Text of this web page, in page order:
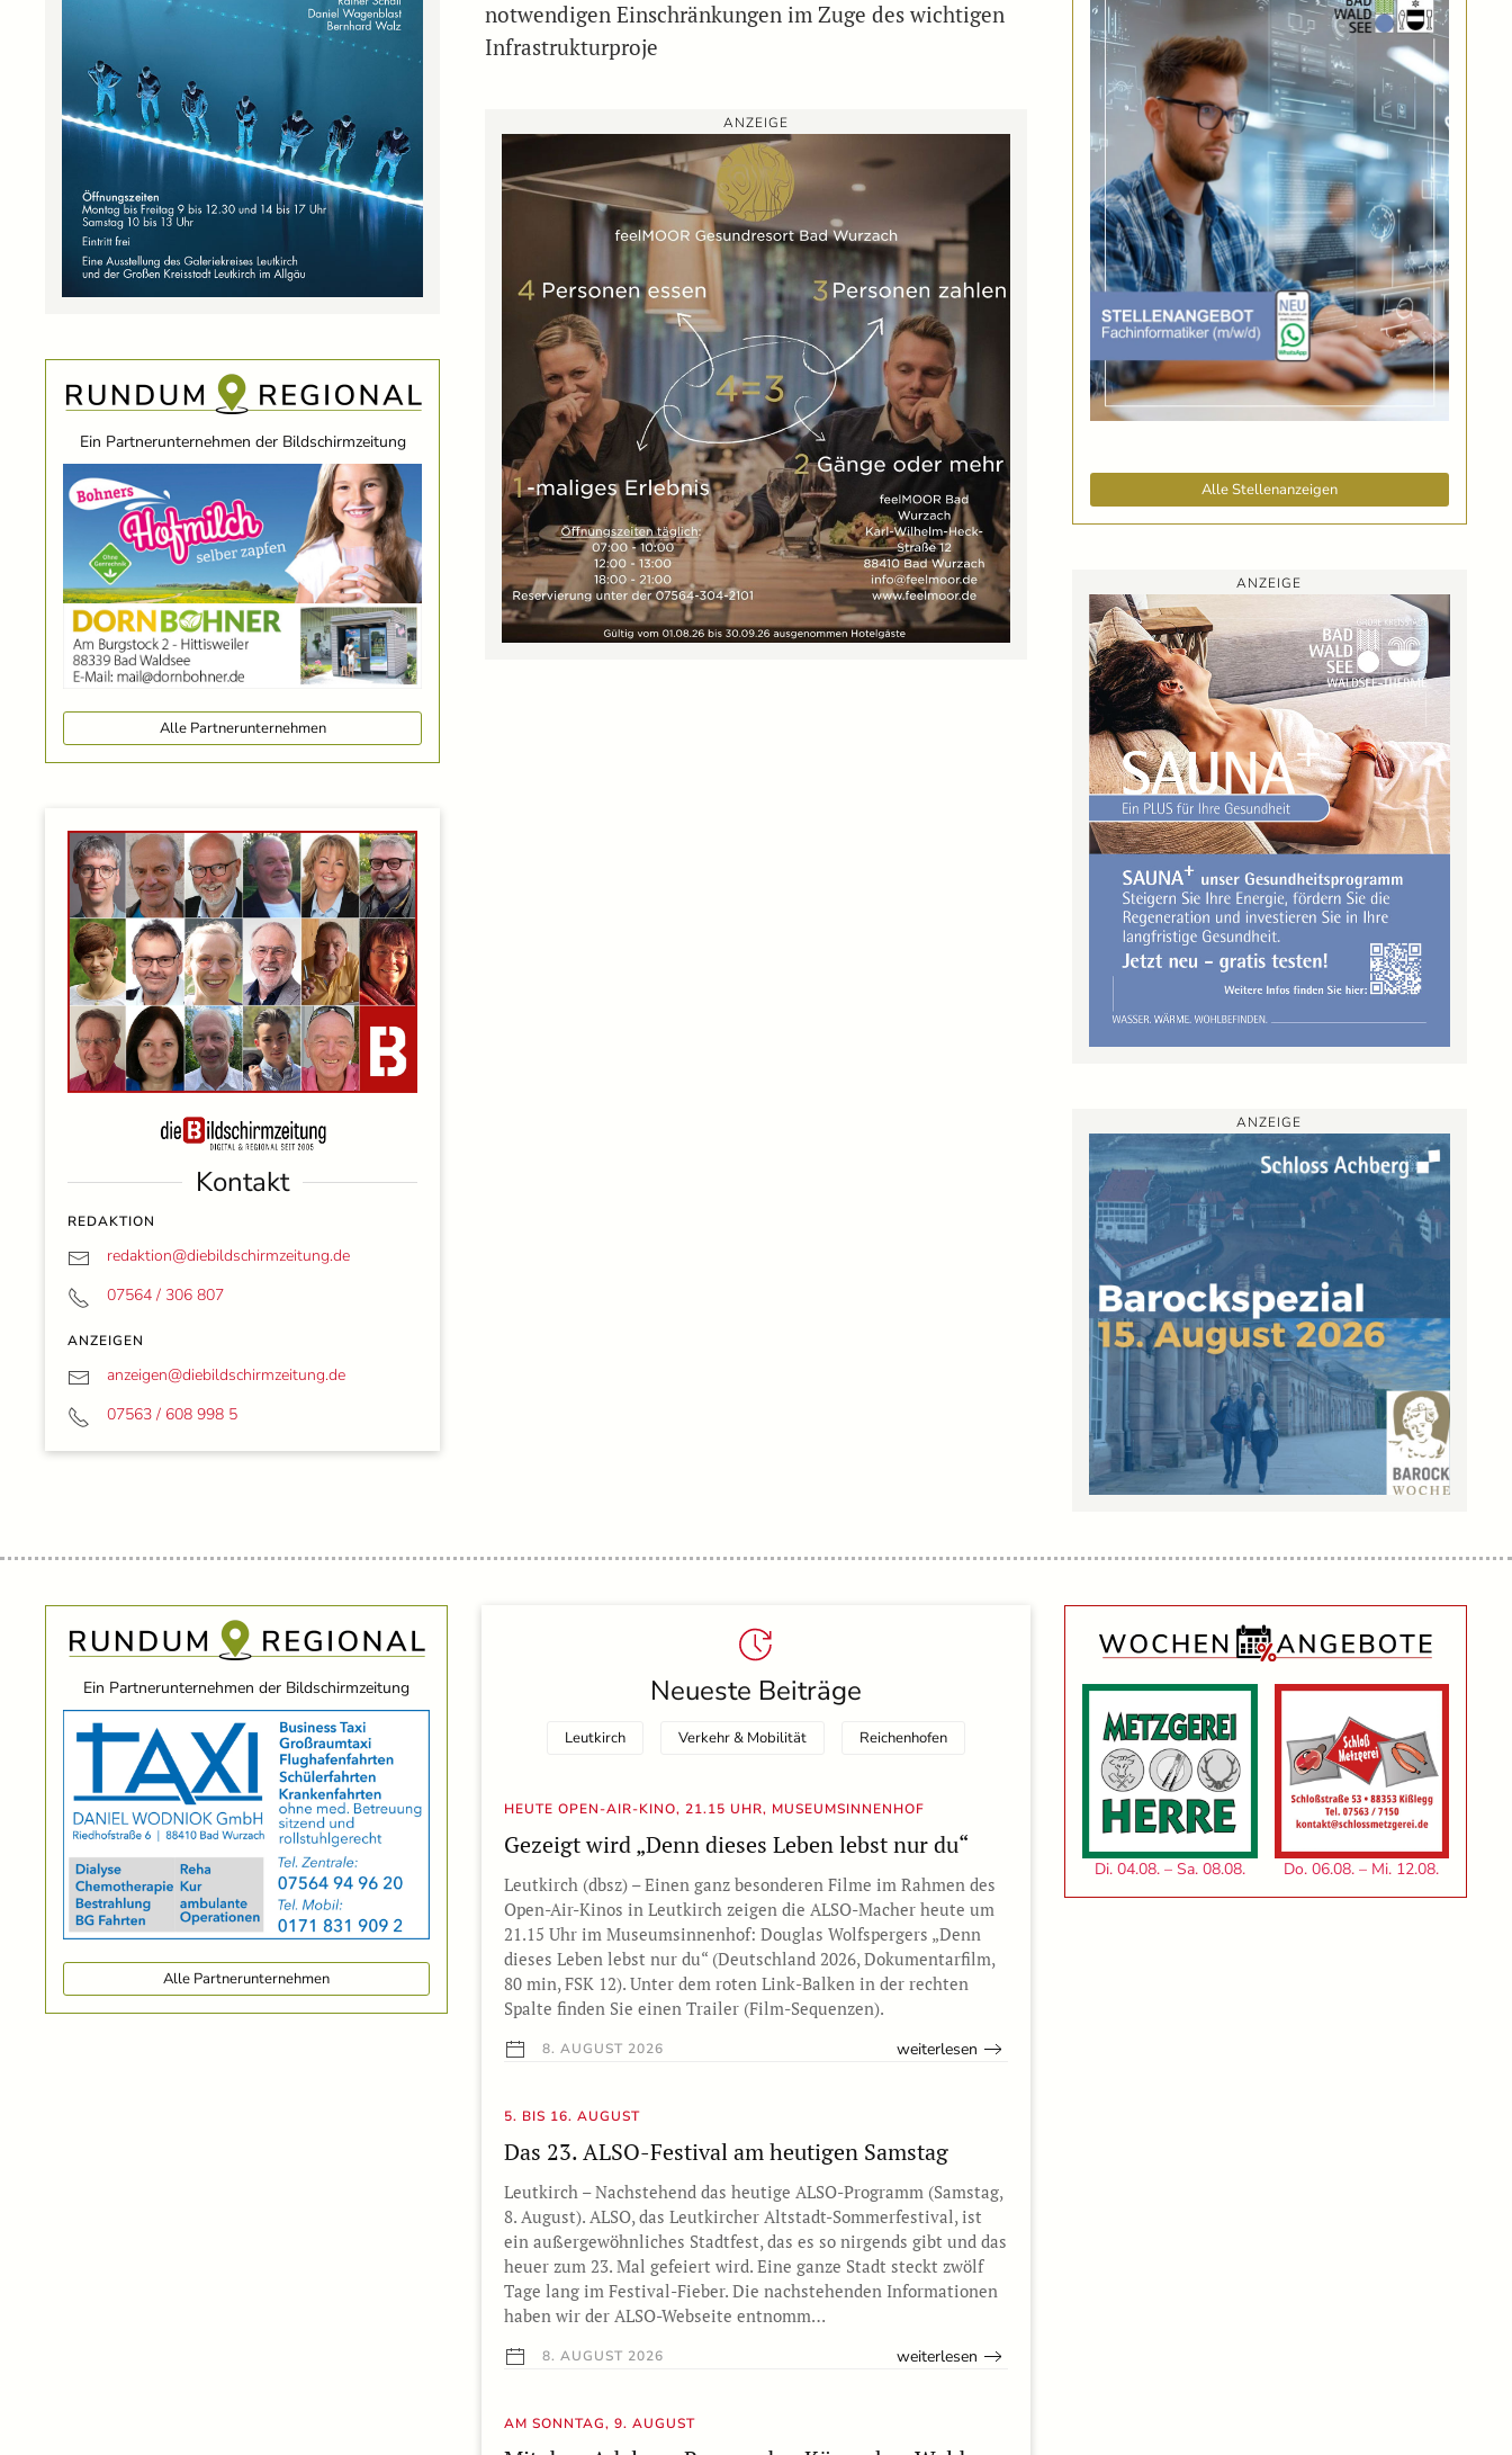
Ein Partnerunternehmen der Bildschirmzeitung
Alle Partnerunternehmen
Kontakt
REDAKTION
redaktion@diebildschirmzeitung.de
07564 / 306 807
ANZEIGEN
anzeigen@diebildschirmzeitung.de
07563 / 608 998 5
notwendigen Einschränkungen im Zuge des wichtigen
Infrastrukturproje
ANZEIGE
Alle Stellenanzeigen
ANZEIGE
ANZEIGE
Neueste Beiträge
Leutkirch Verkehr & Mobilität Rei­chen­ho­fen
HEUTE OPEN-AIR-KINO, 21.15 UHR, MUSEUMSINNENHOF
Gezeigt wird „Denn dieses Leben lebst nur du“
Leutkirch (dbsz) – Einen ganz besonderen Filme im Rahmen des
Open-Air-Kinos in Leutkirch zeigen die ALSO-Macher heute um
21.15 Uhr im Museumsinnenhof: Douglas Wolfspergers „Denn
dieses Leben lebst nur du“ (Deutschland 2026, Dokumentarfilm,
80 min, FSK 12). Unter dem roten Link-Balken in der rechten
Spalte finden Sie einen Trailer (Film-Sequenzen).
8. AUGUST 2026 weiterlesen
5. BIS 16. AUGUST
Das 23. ALSO-Festival am heutigen Samstag
Leutkirch – Nachstehend das heutige ALSO-Programm (Samstag,
8. August). ALSO, das Leutkircher Altstadt-Sommerfestival, ist
ein außergewöhnliches Stadtfest, das es so nirgends gibt und das
heuer zum 23. Mal gefeiert wird. Eine ganze Stadt steckt zwölf
Tage lang im Festival-Fieber. Die nachstehenden Informationen
haben wir der ALSO-Webseite entnomm…
8. AUGUST 2026 weiterlesen
AM SONNTAG, 9. AUGUST
Ein Partnerunternehmen der Bildschirmzeitung
Alle Partnerunternehmen
Di. 04.08. – Sa. 08.08. Do. 06.08. – Mi. 12.08.